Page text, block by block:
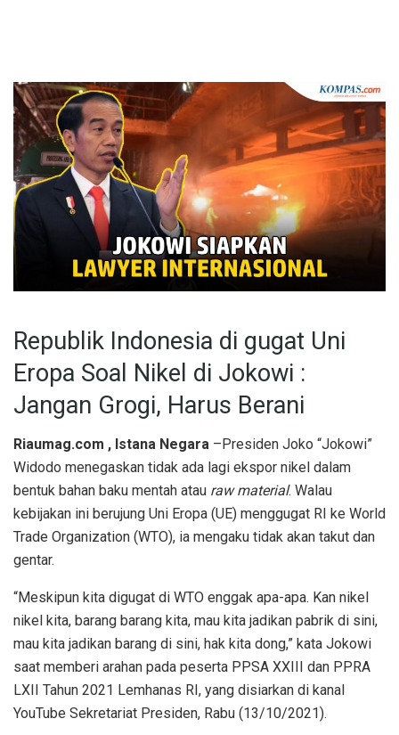
Republik Indonesia di gugat Uni
Eropa Soal Nikel di Jokowi :
Jangan Grogi, Harus Berani
Riaumag.com , Istana Negara –Presiden Joko “Jokowi”
Widodo menegaskan tidak ada lagi ekspor nikel dalam
bentuk bahan baku mentah atau raw material. Walau
kebijakan ini berujung Uni Eropa (UE) menggugat RI ke World
Trade Organization (WTO), ia mengaku tidak akan takut dan
gentar.
“Meskipun kita digugat di WTO enggak apa-apa. Kan nikel
nikel kita, barang barang kita, mau kita jadikan pabrik di sini,
mau kita jadikan barang di sini, hak kita dong,” kata Jokowi
saat memberi arahan pada peserta PPSA XXIII dan PPRA
LXII Tahun 2021 Lemhanas RI, yang disiarkan di kanal
YouTube Sekretariat Presiden, Rabu (13/10/2021).